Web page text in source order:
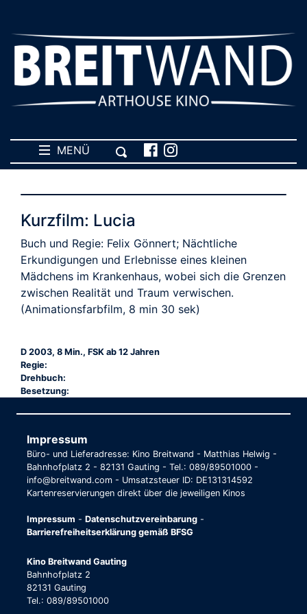
MENÜ
Kurzfilm: Lucia
Buch und Regie: Felix Gönnert; Nächtliche
Erkundigungen und Erlebnisse eines kleinen
Mädchens im Krankenhaus, wobei sich die Grenzen
zwischen Realität und Traum verwischen.
(Animationsfarbfilm, 8 min 30 sek)
D 2003, 8 Min., FSK ab 12 Jahren
Regie:
Drehbuch:
Besetzung:
Impressum
Büro- und Lieferadresse: Kino Breitwand - Matthias Helwig -
Bahnhofplatz 2 - 82131 Gauting - Tel.: 089/89501000 -
info@breitwand.com - Umsatzsteuer ID: DE131314592
Kartenreservierungen direkt über die jeweiligen Kinos
Impressum - Datenschutzvereinbarung -
Barrierefreiheitserklärung gemäß BFSG
Kino Breitwand Gauting
Bahnhofplatz 2
82131 Gauting
Tel.: 089/89501000